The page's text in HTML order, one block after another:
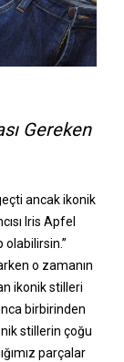
Gereken
ancak ikonik
Iris Apfel
olabilirsin.”
o zamanın
ikonik stilleri
birbirinden
stillerin çoğu
parçalar